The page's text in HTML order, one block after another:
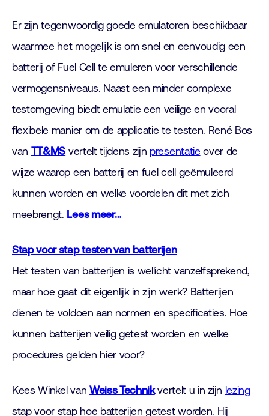
Er zijn tegenwoordig goede emulatoren beschikbaar
waarmee het mogelijk is om snel en eenvoudig een
batterij of Fuel Cell te emuleren voor verschillende
vermogensniveaus. Naast een minder complexe
testomgeving biedt emulatie een veilige en vooral
flexibele manier om de applicatie te testen. René Bos
van TT&MS vertelt tijdens zijn presentatieover de
wijze waarop een batterij en fuel cell geëmuleerd
kunnen worden en welke voordelen dit met zich
meebrengt. Lees meer…
Stap voor stap testen van batterijen
Het testen van batterijen is wellicht vanzelfsprekend,
maar hoe gaat dit eigenlijk in zijn werk? Batterijen
dienen te voldoen aan normen en specificaties. Hoe
kunnen batterijen veilig getest worden en welke
procedures gelden hier voor?
Kees Winkel van Weiss Technikvertelt u in zijn lezing
stap voor stap hoe batterijen getest worden. Hij